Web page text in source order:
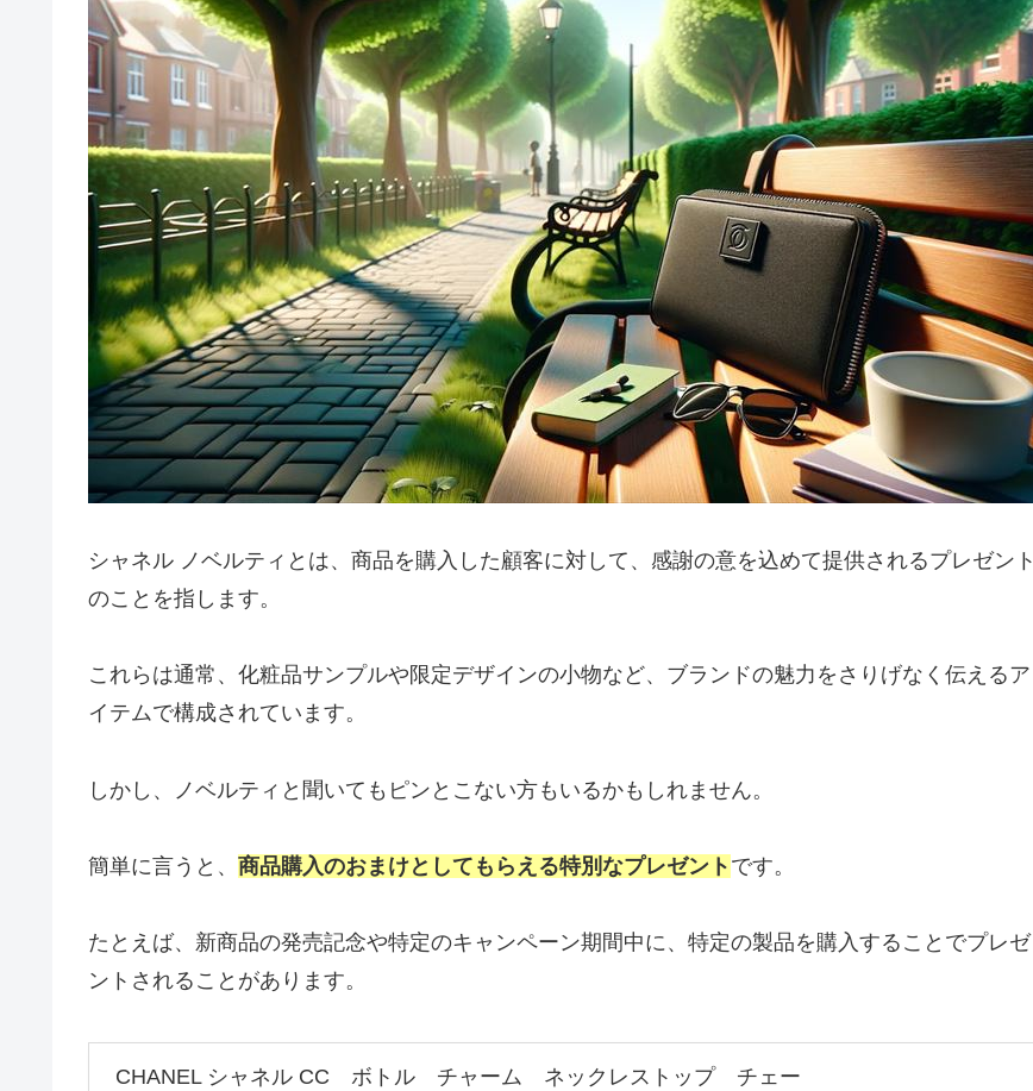
シャネル ノベルティとは、商品を購入した顧客に対して、感謝の意を込めて提供されるプレゼント
のことを指します。
これらは通常、化粧品サンプルや限定デザインの小物など、ブランドの魅力をさりげなく伝えるア
イテムで構成されています。
しかし、ノベルティと聞いてもピンとこない方もいるかもしれません。
簡単に言うと、 商品購入のおまけとしてもらえる特別なプレゼント です。
たとえば、新商品の発売記念や特定のキャンペーン期間中に、特定の製品を購入することでプレゼ
ントされることがあります。
CHANEL シャネル CC ボトル チャーム ネックレストップ チェー